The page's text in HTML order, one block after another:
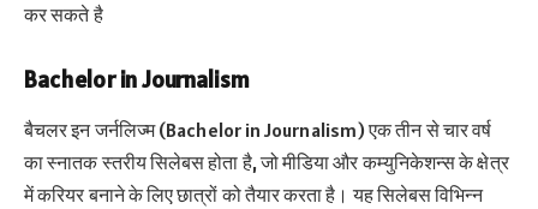
कर सकते है
Bachelor in Journalism
बैचलर इन जर्नलिज्म (Bachelor in Journalism) एक तीन से चार वर्ष
का स्नातक स्तरीय सिलेबस होता है, जो मीडिया और कम्युनिकेशन्स के क्षेत्र
में करियर बनाने के लिए छात्रों को तैयार करता है। यह सिलेबस विभिन्न